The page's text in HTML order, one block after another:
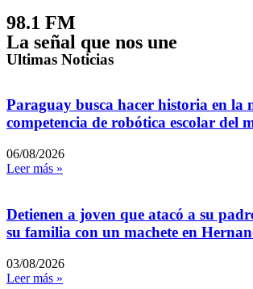
98.1 FM
La señal que nos une
Ultimas Noticias
Paraguay busca hacer historia en la
competencia de robótica escolar del
06/08/2026
Leer más »
Detienen a joven que atacó a su
su familia con un machete en
03/08/2026
Leer más »